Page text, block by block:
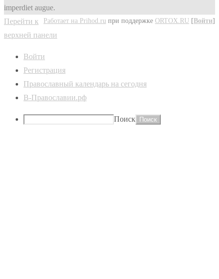
imperdiet augue.
Работает на Prihod.ru при поддержке ORTOX.RU [Войти]
Перейти к
верхней панели
Войти
Регистрация
Православный календарь на сегодня
В-Православии.рф
Поиск